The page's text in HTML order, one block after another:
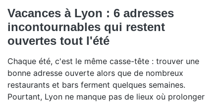
Vacances à Lyon : 6 adresses
incontournables qui restent
ouvertes tout l'été
Chaque été, c'est le même casse-tête : trouver une
bonne adresse ouverte alors que de nombreux
restaurants et bars ferment quelques semaines.
Pourtant, Lyon ne manque pas de lieux où prolonger